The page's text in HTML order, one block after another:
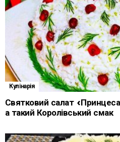
Кулінарія
Святковий салат
а такий Королівський смак